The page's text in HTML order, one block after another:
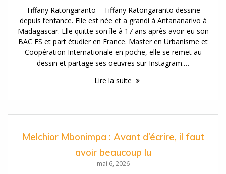
Tiffany Ratongaranto Tiffany Ratongaranto dessine
depuis l’enfance. Elle est née et a grandi à Antananarivo à
Madagascar. Elle quitte son île à 17 ans après avoir eu son
BAC ES et part étudier en France. Master en Urbanisme et
Coopération Internationale en poche, elle se remet au
dessin et partage ses oeuvres sur Instagram.…
Lire la suite
Melchior Mbonimpa : Avant d’écrire, il faut
avoir beaucoup lu
mai 6, 2026